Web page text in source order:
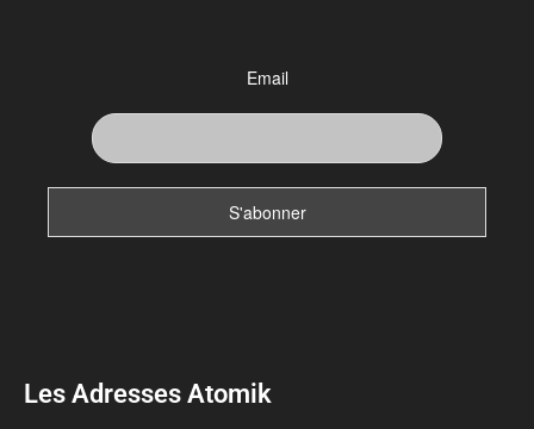
Email
Les Adresses Atomik